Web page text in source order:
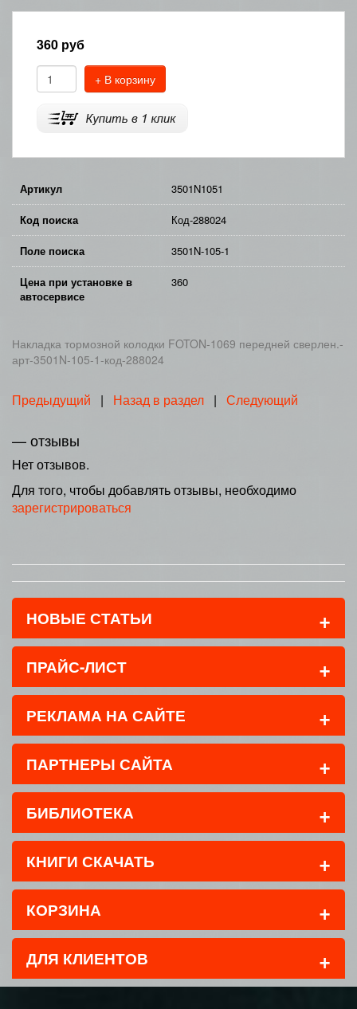
360 руб
+ В корзину
Артикул 3501N1051
Код поиска Код-288024
Поле поиска 3501N-105-1
Цена при установке в
автосервисе
360
Накладка тормозной колодки FOTON-1069 передней сверлен.-
арт-3501N-105-1-код-288024
Предыдущий | Назад в раздел | Следующий
— отзывы
Нет отзывов.
Для того, чтобы добавлять отзывы, необходимо
зарегистрироваться
НОВЫЕ СТАТЬИ +
ПРАЙС-ЛИСТ +
РЕКЛАМА НА САЙТЕ +
ПАРТНЕРЫ САЙТА +
БИБЛИОТЕКА +
КНИГИ СКАЧАТЬ +
КОРЗИНА +
ДЛЯ КЛИЕНТОВ +